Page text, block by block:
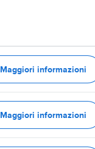
Maggiori informazioni
Maggiori informazioni